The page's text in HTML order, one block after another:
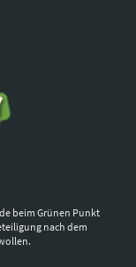
beim Grünen Punkt
nach dem